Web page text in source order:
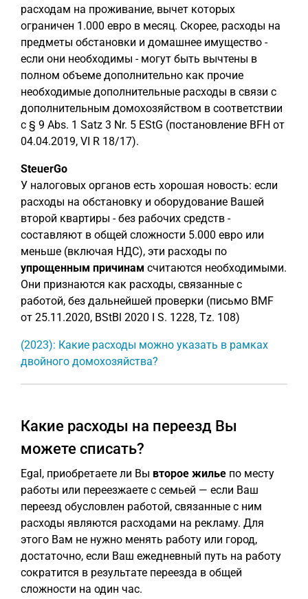
расходам на проживание, вычет которых
ограничен 1.000 евро в месяц. Скорее, расходы на
предметы обстановки и домашнее имущество -
если они необходимы - могут быть вычтены в
полном объеме дополнительно как прочие
необходимые дополнительные расходы в связи с
дополнительным домохозяйством в соответствии
с § 9 Abs. 1 Satz 3 Nr. 5 EStG (постановление BFH от
04.04.2019, VI R 18/17).
SteuerGo
У налоговых органов есть хорошая новость: если
расходы на обстановку и оборудование Вашей
второй квартиры - без рабочих средств -
составляют в общей сложности 5.000 евро или
меньше (включая НДС), эти расходы по
упрощенным причинам считаются необходимыми.
Они признаются как расходы, связанные с
работой, без дальнейшей проверки (письмо BMF
от 25.11.2020, BStBl 2020 I S. 1228, Tz. 108)
(2023): Какие расходы можно указать в рамках
двойного домохозяйства?
Какие расходы на переезд Вы
можете списать?
Egal, приобретаете ли Вы второе жилье по месту
работы или переезжаете с семьей — если Ваш
переезд обусловлен работой, связанные с ним
расходы являются расходами на рекламу. Для
этого Вам не нужно менять работу или город,
достаточно, если Ваш ежедневный путь на работу
сократится в результате переезда в общей
сложности на один час.